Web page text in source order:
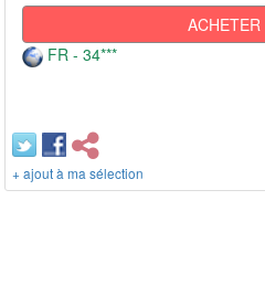
ACHETER
FR - 34***
+ ajout à ma sélection